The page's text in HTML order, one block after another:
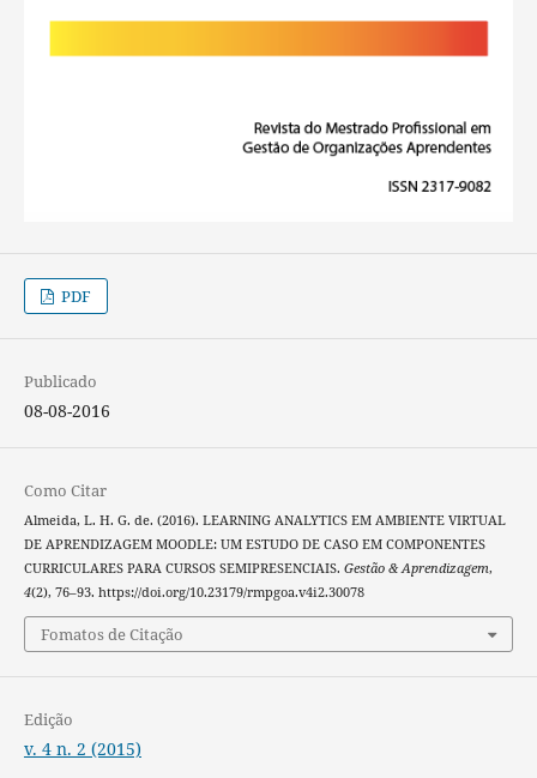
PDF
Publicado
08-08-2016
Como Citar
Almeida, L. H. G. de. (2016). LEARNING ANALYTICS EM AMBIENTE VIRTUAL
DE APRENDIZAGEM MOODLE: UM ESTUDO DE CASO EM COMPONENTES
CURRICULARES PARA CURSOS SEMIPRESENCIAIS. Gestão & Aprendizagem,
4(2), 76–93. https://doi.org/10.23179/rmpgoa.v4i2.30078
Fomatos de Citação
Edição
v. 4 n. 2 (2015)